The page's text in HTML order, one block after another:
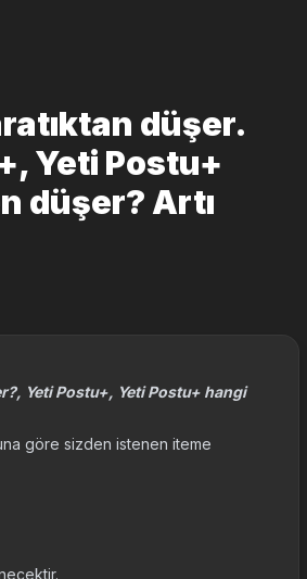
düşer.
Yeti Postu+
düşer? Artı
Yeti Postu+, Yeti Postu+ hangi
göre sizden istenen iteme